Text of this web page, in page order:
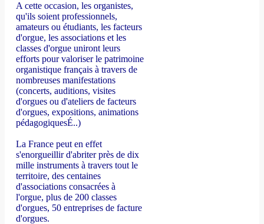
A cette occasion, les organistes,
qu'ils soient professionnels,
amateurs ou étudiants, les facteurs
d'orgue, les associations et les
classes d'orgue uniront leurs
efforts pour valoriser le patrimoine
organistique français à travers de
nombreuses manifestations
(concerts, auditions, visites
d'orgues ou d'ateliers de facteurs
d'orgues, expositions, animations
pédagogiquesÉ..)
La France peut en effet
s'enorgueillir d'abriter près de dix
mille instruments à travers tout le
territoire, des centaines
d'associations consacrées à
l'orgue, plus de 200 classes
d'orgues, 50 entreprises de facture
d'orgues.